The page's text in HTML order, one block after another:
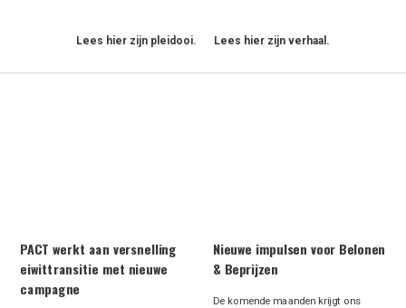
Lees hier zijn pleidooi. Lees hier zijn verhaal.
PACT werkt aan versnelling
eiwittransitie met nieuwe
campagne
Nieuwe impulsen voor Belonen
& Beprijzen
De komende maanden krijgt ons